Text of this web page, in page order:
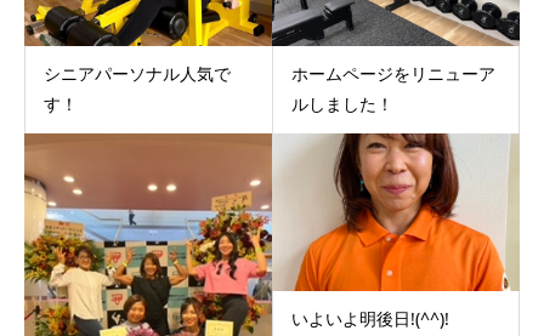
シニアパーソナル人気で
す！
ホームページをリニューア
ルしました！
いよいよ明後日!(^^)!